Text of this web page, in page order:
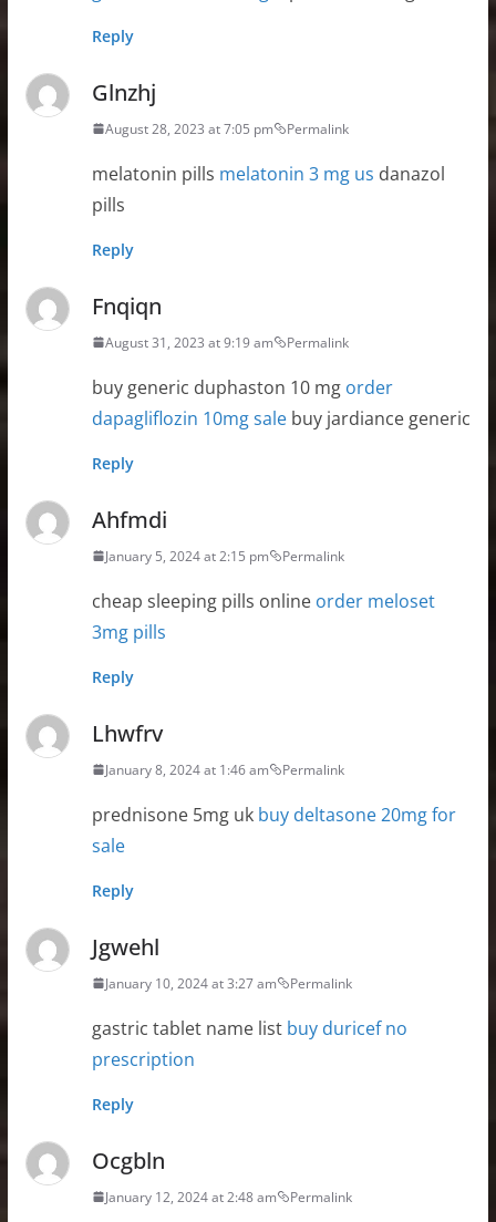
Reply
Glnzhj
August 28, 2023 at 7:05 pm Permalink
melatonin pills melatonin 3 mg us danazol
pills
Reply
Fnqiqn
August 31, 2023 at 9:19 am Permalink
buy generic duphaston 10 mg order
dapagliflozin 10mg salebuy jardiance generic
Reply
Ahfmdi
January 5, 2024 at 2:15 pm Permalink
cheap sleeping pills online order meloset
3mg pills
Reply
Lhwfrv
January 8, 2024 at 1:46 am Permalink
prednisone 5mg uk buy deltasone 20mg for
sale
Reply
Jgwehl
January 10, 2024 at 3:27 am Permalink
gastric tablet name list buy duricef no
prescription
Reply
Ocgbln
January 12, 2024 at 2:48 am Permalink